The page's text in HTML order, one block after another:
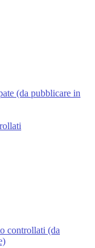
(da pubblicare in
controllati (da